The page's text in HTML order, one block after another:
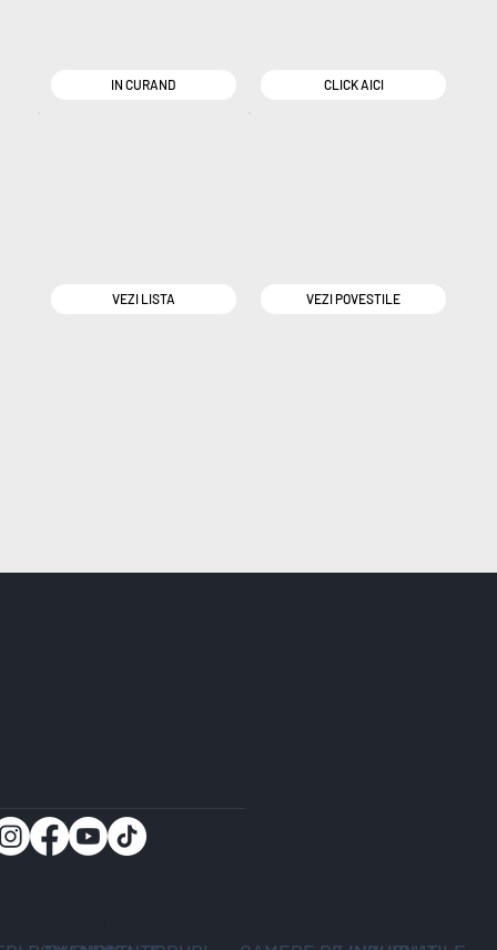
IN CURAND CLICK AICI
VEZI LISTA VEZI POVESTILE